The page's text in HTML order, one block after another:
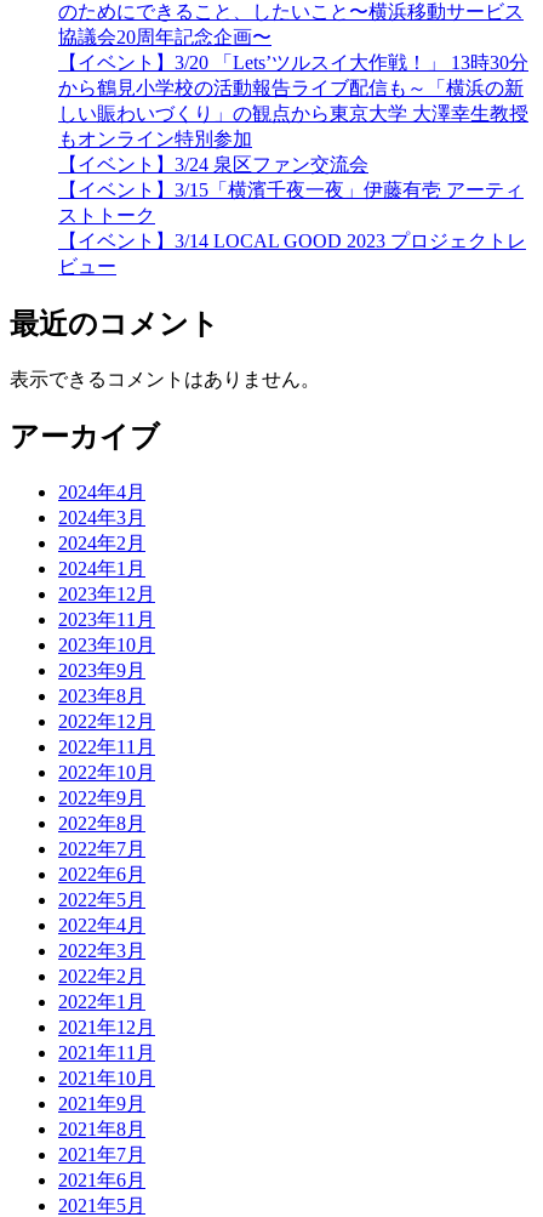
のためにできること、したいこと〜横浜移動サービス
協議会20周年記念企画〜
【イベント】3/20 「Lets’ツルスイ大作戦！」 13時30分
から鶴見小学校の活動報告ライブ配信も～「横浜の新
しい賑わいづくり」の観点から東京大学 大澤幸生教授
もオンライン特別参加
【イベント】3/24 泉区ファン交流会
【イベント】3/15「横濱千夜一夜」伊藤有壱 アーティ
ストトーク
【イベント】3/14 LOCAL GOOD 2023 プロジェクトレ
ビュー
最近のコメント
表示できるコメントはありません。
アーカイブ
2024年4月
2024年3月
2024年2月
2024年1月
2023年12月
2023年11月
2023年10月
2023年9月
2023年8月
2022年12月
2022年11月
2022年10月
2022年9月
2022年8月
2022年7月
2022年6月
2022年5月
2022年4月
2022年3月
2022年2月
2022年1月
2021年12月
2021年11月
2021年10月
2021年9月
2021年8月
2021年7月
2021年6月
2021年5月